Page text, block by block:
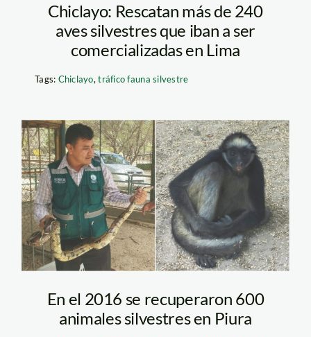
Chiclayo: Rescatan más de 240
aves silvestres que iban a ser
comercializadas en Lima
Tags: Chiclayo,tráfico fauna silvestre
En el 2016 se recuperaron 600
animales silvestres en Piura